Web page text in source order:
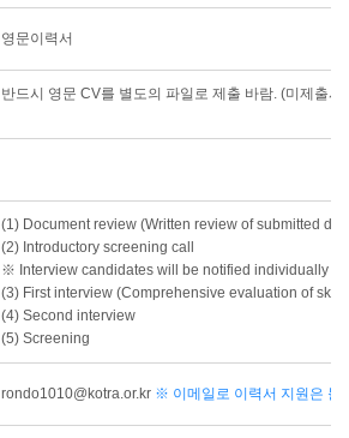
영문이력서
반드시 영문 CV를 별도의 파일로 제출 바람. (미제출
(1) Document review (Written review of submitted
(2) Introductory screening call
※ Interview candidates will be notified individually
(3) First interview (Comprehensive evaluation of
(4) Second interview
(5) Screening
rondo1010@kotra.or.kr ※ 이메일로 이력서 지원은 불